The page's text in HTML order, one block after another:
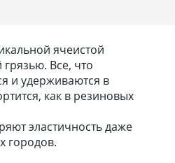
ячеистой
Все, что
и удерживаются в
как в резиновых
эластичность даже
городов.